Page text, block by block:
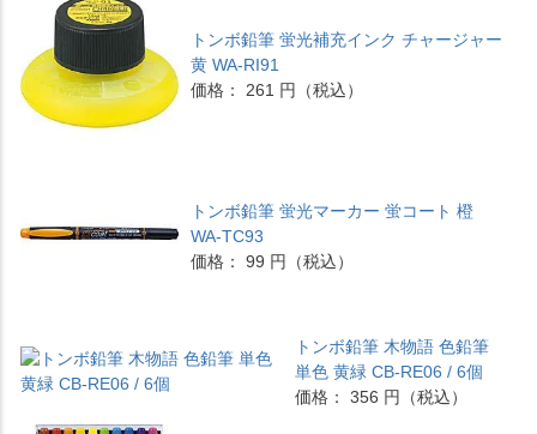
トンボ鉛筆 蛍光補充インク チャージャー
黄 WA-RI91
価格： 261 円（税込）
トンボ鉛筆 蛍光マーカー 蛍コート 橙
WA-TC93
価格： 99 円（税込）
トンボ鉛筆 木物語 色鉛筆
単色 黄緑 CB-RE06 / 6個
価格： 356 円（税込）